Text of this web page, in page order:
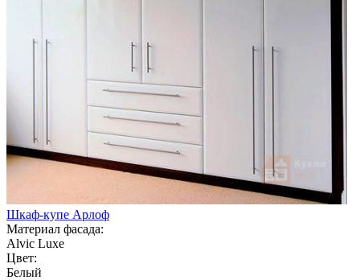
Шкаф-купе Арлоф
Материал фасада:
Alvic Luxe
Цвет:
Белый